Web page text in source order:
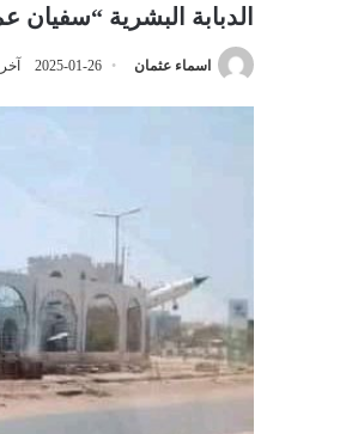
الدبابة البشرية “سفيان
اسماء عثمان 2025-01-26 آخر